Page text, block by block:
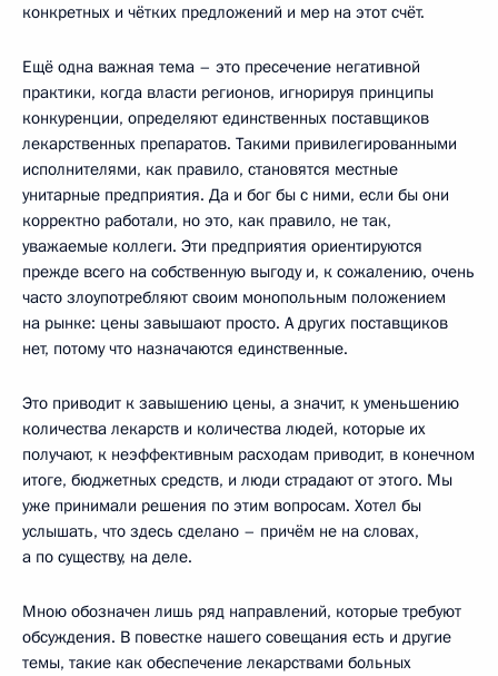
конкретных и чётких предложений и мер на этот счёт.
Ещё одна важная тема – это пресечение негативной
практики, когда власти регионов, игнорируя принципы
конкуренции, определяют единственных поставщиков
лекарственных препаратов. Такими привилегированными
исполнителями, как правило, становятся местные
унитарные предприятия. Да и бог бы с ними, если бы они
корректно работали, но это, как правило, не так,
уважаемые коллеги. Эти предприятия ориентируются
прежде всего на собственную выгоду и, к сожалению, очень
часто злоупотребляют своим монопольным положением
на рынке: цены завышают просто. А других поставщиков
нет, потому что назначаются единственные.
Это приводит к завышению цены, а значит, к уменьшению
количества лекарств и количества людей, которые их
получают, к неэффективным расходам приводит, в конечном
итоге, бюджетных средств, и люди страдают от этого. Мы
уже принимали решения по этим вопросам. Хотел бы
услышать, что здесь сделано – причём не на словах,
а по существу, на деле.
Мною обозначен лишь ряд направлений, которые требуют
обсуждения. В повестке нашего совещания есть и другие
темы, такие как обеспечение лекарствами больных